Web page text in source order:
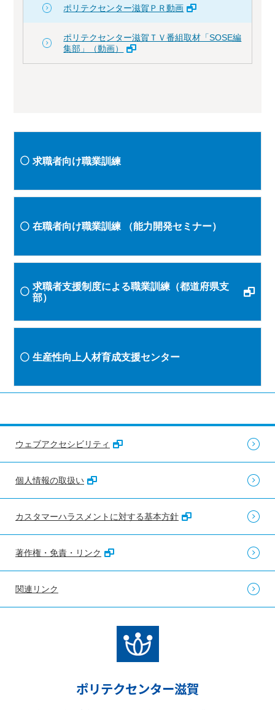
ポリテクセンター滋賀ＰＲ動画
ポリテクセンター滋賀ＴＶ番組取材「SOSE編
集部」（動画）
求職者向け職業訓練
在職者向け職業訓練 （能力開発セミナー）
求職者支援制度による職業訓練（都道府県支
部）
生産性向上人材育成支援センター
ウェブアクセシビリティ
個人情報の取扱い
カスタマーハラスメントに対する基本方針
著作権・免責・リンク
関連リンク
ポリテクセンター滋賀